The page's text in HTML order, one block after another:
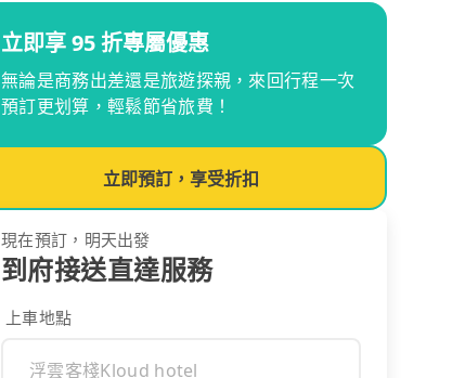
立即享 95 折專屬優惠
無論是商務出差還是旅遊探親，來回行程一次
預訂更划算，輕鬆節省旅費！
立即預訂，享受折扣
現在預訂，明天出發
到府接送直達服務
上車地點